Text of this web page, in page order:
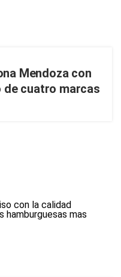
Mendoza con
cuatro marcas